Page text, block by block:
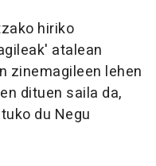
hiriko
atalean
zinemagileen lehen
dituen saila da,
du Negu